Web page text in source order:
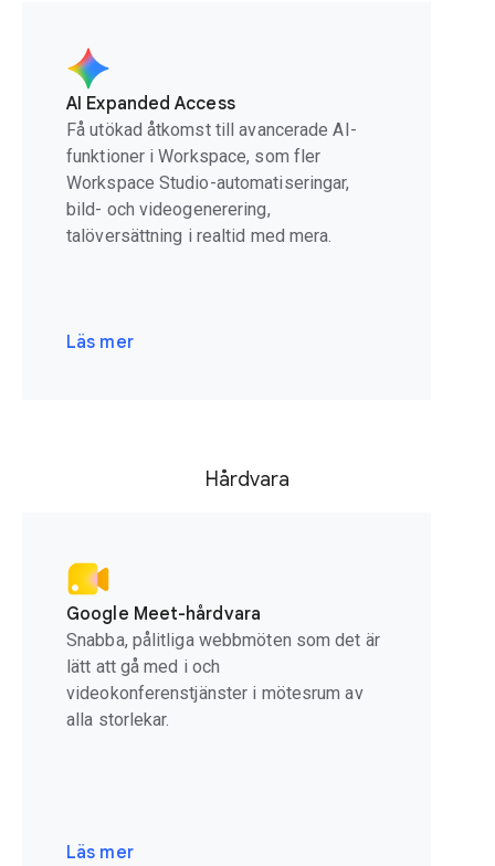
AI Expanded Access
Få utökad åtkomst till avancerade AI-
funktioner i Workspace, som fler
Workspace Studio-automatiseringar,
bild- och videogenerering,
talöversättning i realtid med mera.
Läs mer
Hårdvara
Google Meet-hårdvara
Snabba, pålitliga webbmöten som det är
lätt att gå med i och
videokonferenstjänster i mötesrum av
alla storlekar.
Läs mer